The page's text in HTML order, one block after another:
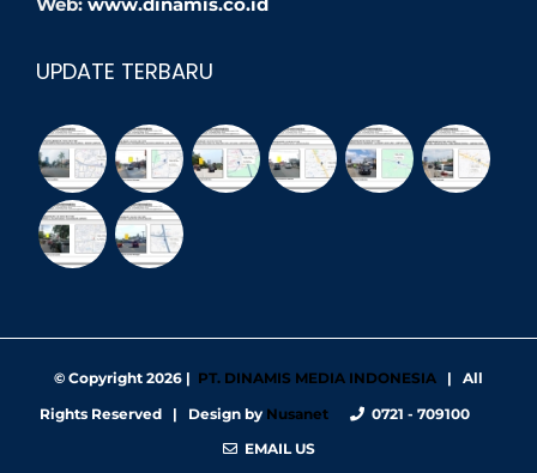
UPDATE TERBARU
© Copyright 2026 | PT. DINAMIS MEDIA INDONESIA | All
Rights Reserved | Design by Nusanet
0721 - 709100
EMAIL US